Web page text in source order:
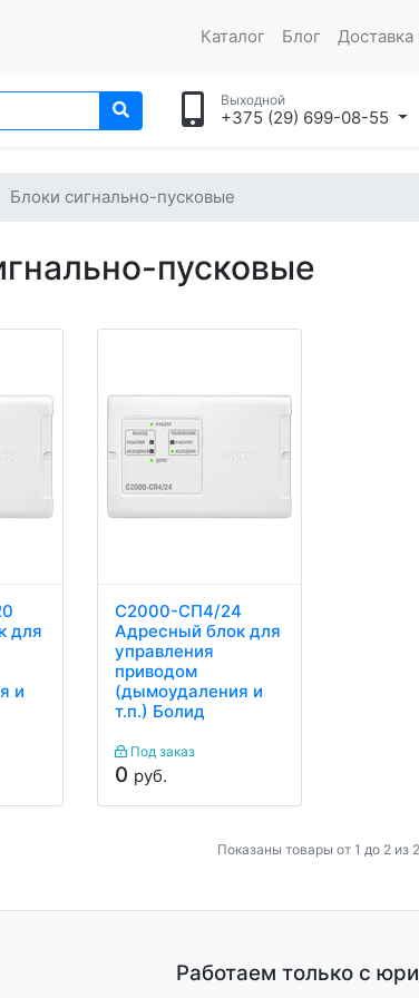
Каталог Блог Доставка
Выходной
+375 (29) 699-08-55
Блоки сигнально-пусковые
пусковые
для
и
С2000-СП4/24
Адресный блок для
управления
приводом
(дымоудаления и
т.п.) Болид
Под заказ
0 руб.
Показаны товары от 1 до 2 из 2
Работаем только с